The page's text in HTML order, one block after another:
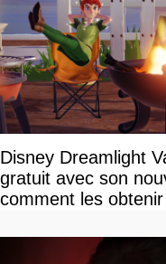
Disney Dreamlight
gratuit avec son
comment les obtenir